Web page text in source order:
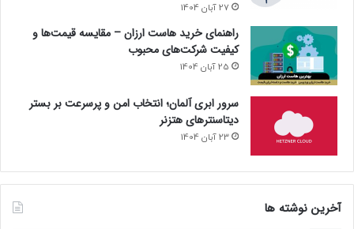
27 آبان 1404
راهنمای خرید هاست ارزان – مقایسه قیمت‌ها و
کیفیت شرکت‌های محبوب
25 آبان 1404
سرور ابری آلمان؛ انتخاب امن و پرسرعت بر بستر
دیتاسنترهای هتزنر
23 آبان 1404
آخرین نوشته ها